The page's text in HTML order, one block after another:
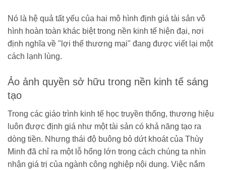
Nó là hệ quả tất yếu của hai mô hình định giá tài sản vô
hình hoàn toàn khác biệt trong nền kinh tế hiện đại, nơi
định nghĩa về "lợi thế thương mại" đang được viết lại một
cách lạnh lùng.
Ảo ảnh quyền sở hữu trong nền kinh tế sáng
tạo
Trong các giáo trình kinh tế học truyền thống, thương hiệu
luôn được định giá như một tài sản có khả năng tạo ra
dòng tiền. Nhưng thái độ buông bỏ dứt khoát của Thùy
Minh đã chỉ ra một lỗ hổng lớn trong cách chúng ta nhìn
nhận giá trị của ngành công nghiệp nội dung. Việc nắm